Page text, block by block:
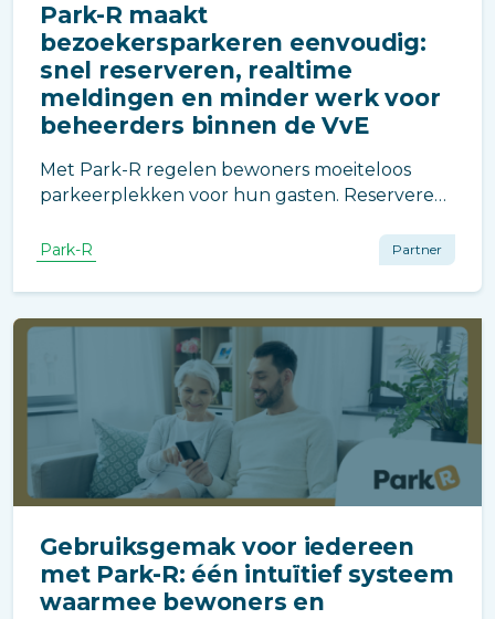
Park-R maakt
bezoekersparkeren eenvoudig:
snel reserveren, realtime
meldingen en minder werk voor
beheerders binnen de VvE
Met Park-R regelen bewoners moeiteloos
parkeerplekken voor hun gasten. Reserveren,
Minder werk voor beheerders, meer gemak en
Park-R Partner
Gebruiksgemak voor iedereen
met Park-R: één intuïtief systeem
waarmee bewoners en